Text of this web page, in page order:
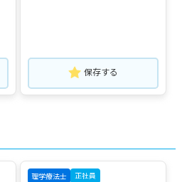
保存する
理学療法士 正社員